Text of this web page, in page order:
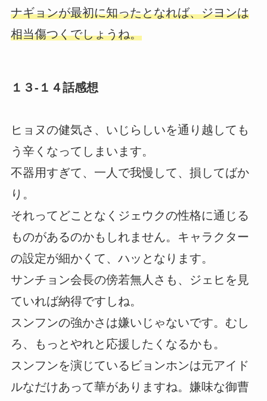
ナギョンが最初に知ったとなれば、ジヨンは
相当傷つくでしょうね。
１３-１４話感想
ヒョヌの健気さ、いじらしいを通り越しても
う辛くなってしまいます。
不器用すぎて、一人で我慢して、損してばか
り。
それってどことなくジェウクの性格に通じる
ものがあるのかもしれません。キャラクター
の設定が細かくて、ハッとなります。
サンチョン会長の傍若無人さも、ジェヒを見
ていれば納得ですしね。
スンフンの強かさは嫌いじゃないです。むし
ろ、もっとやれと応援したくなるかも。
スンフンを演じているビョンホンは元アイド
ルなだけあって華がありますね。嫌味な御曹